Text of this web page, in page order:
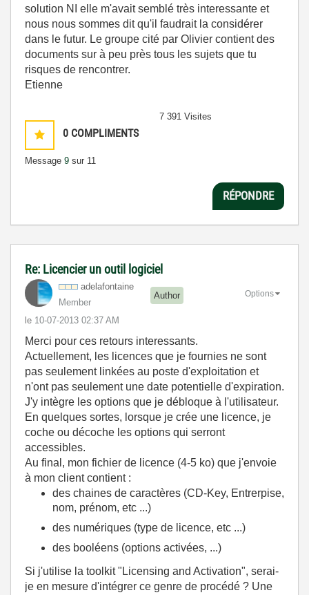
solution NI elle m'avait semblé très interessante et
nous nous sommes dit qu'il faudrait la considérer
dans le futur. Le groupe cité par Olivier contient des
documents sur à peu près tous les sujets que tu
risques de rencontrer.
Etienne
0 COMPLIMENTS
Message 9 sur 11
7 391 Visites
RÉPONDRE
Re: Licencier un outil logiciel
adelafontaine
Member
Author
le ‎10-07-2013 02:37 AM
Options
Merci pour ces retours interessants.
Actuellement, les licences que je fournies ne sont
pas seulement linkées au poste d'exploitation et
n'ont pas seulement une date potentielle d'expiration.
J'y intègre les options que je débloque à l'utilisateur.
En quelques sortes, lorsque je crée une licence, je
coche ou décoche les options qui serront
accessibles.
Au final, mon fichier de licence (4-5 ko) que j'envoie
à mon client contient :
des chaines de caractères (CD-Key, Entrerpise,
nom, prénom, etc ...)
des numériques (type de licence, etc ...)
des booléens (options activées, ...)
Si j'utilise la toolkit "Licensing and Activation", serai-
je en mesure d'intégrer ce genre de procédé ? Une